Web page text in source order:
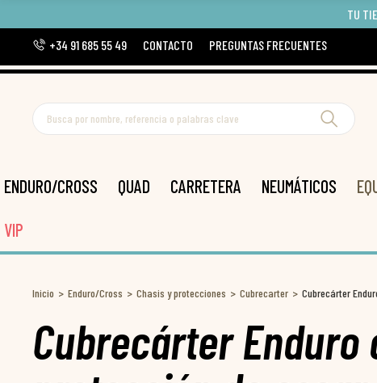
TU
+34 91 685 55 49
CONTACTO PREGUNTAS FRECUENTES
ENDURO/CROSS QUAD CARRETERA NEUMÁTICOS
VIP
Inicio Enduro/Cross Chasis y protecciones Cubrecarter Cubrecárter
Cubrecárter Enduro